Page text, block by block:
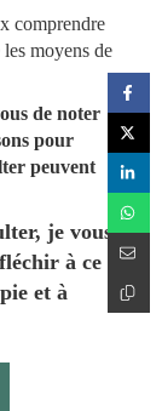
comprendre
moyens de
de noter
pour
peuvent
je vous
à ce
et à